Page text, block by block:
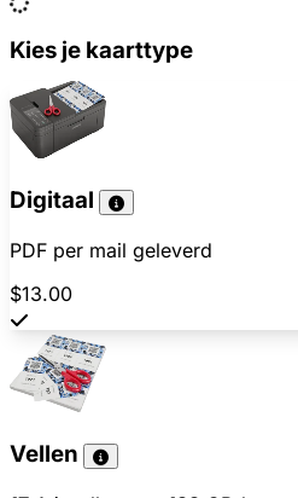
Kies je kaarttype
Digitaal
PDF per mail geleverd
$13.00
Vellen